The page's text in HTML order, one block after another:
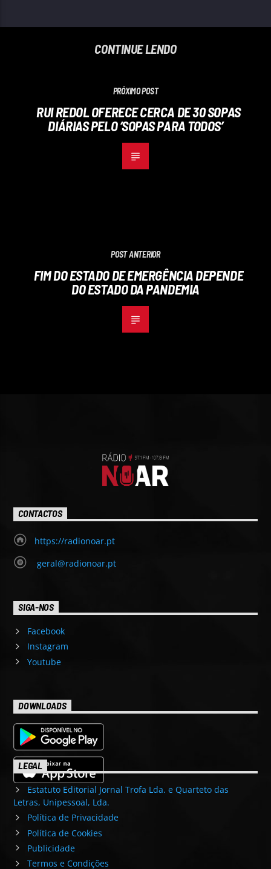
CONTINUE LENDO
PRÓXIMO POST
RUI REDOL OFERECE CERCA DE 30 SOPAS
DIÁRIAS PELO ‘SOPAS PARA TODOS’
POST ANTERIOR
FIM DO ESTADO DE EMERGÊNCIA DEPENDE
DO ESTADO DA PANDEMIA
CONTACTOS
https://radionoar.pt
geral@radionoar.pt
SIGA-NOS
Facebook
Instagram
Youtube
DOWNLOADS
LEGAL
Estatuto Editorial Jornal Trofa Lda. e Quarteto das
Letras, Unipessoal, Lda.
Política de Privacidade
Política de Cookies
Publicidade
Termos e Condições